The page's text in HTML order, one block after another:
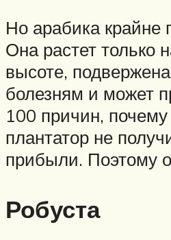
Но арабика крайне
Она растет только
высоте,
болезням и может
100 причин, почему
плантатор не
прибыли. Поэтому
Робуста